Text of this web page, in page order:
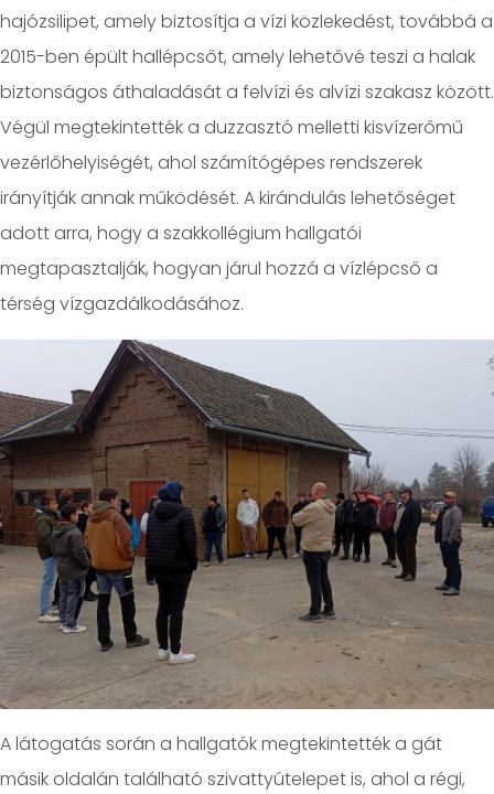
hajózsilipet, amely biztosítja a vízi közlekedést, továbbá a
2015-ben épült hallépcsőt, amely lehetővé teszi a halak
biztonságos áthaladását a felvízi és alvízi szakasz között.
Végül megtekintették a duzzasztó melletti kisvízerőmű
vezérlőhelyiségét, ahol számítógépes rendszerek
irányítják annak működését. A kirándulás lehetőséget
adott arra, hogy a szakkollégium hallgatói
megtapasztalják, hogyan járul hozzá a vízlépcső a
térség vízgazdálkodásához.
A látogatás során a hallgatók megtekintették a gát
másik oldalán található szivattyútelepet is, ahol a régi,